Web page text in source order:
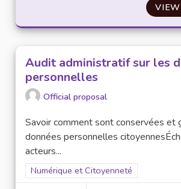
Audit administratif sur les
personnelles
Official proposal
Savoir comment sont conservées et
données personnelles
acteurs...
Filter results for scope: Numérique et
Numérique et Citoyenneté